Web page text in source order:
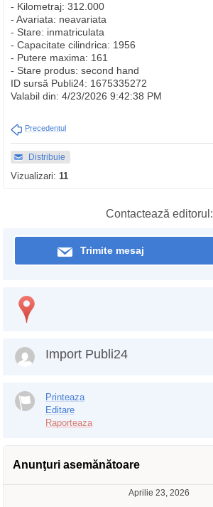
- Kilometraj: 312.000
- Avariata: neavariata
- Stare: inmatriculata
- Capacitate cilindrica: 1956
- Putere maxima: 161
- Stare produs: second hand
ID sursă Publi24: 1675335272
Valabil din: 4/23/2026 9:42:38 PM
Precedentul
Distribuie
Vizualizari: 11
Contactează editorul:
Trimite mesaj
Import Publi24
Printeaza
Editare
Raporteaza
Anunţuri asemănătoare
Aprilie 23, 2026